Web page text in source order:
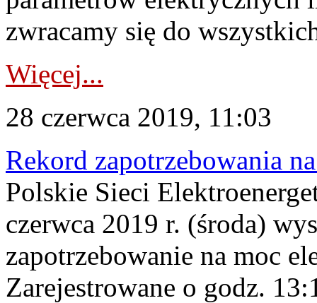
zwracamy się do
Więcej...
28 czerwca 2019, 11:03
Rekord zapotrzebowania
Polskie Sieci
czerwca 2019 r. (środa)
zapotrzebowanie na moc
Zarejestrowane o godz.